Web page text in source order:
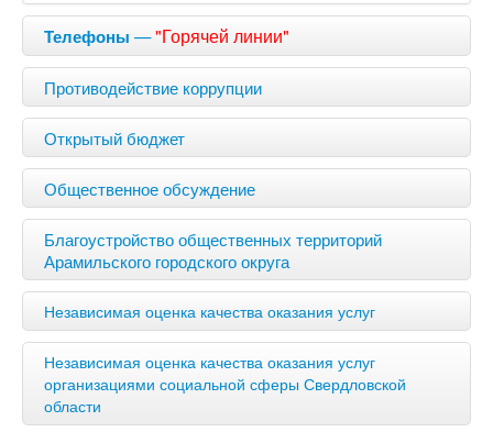
Телефоны —"Горячей линии"
Противодействие коррупции
Открытый бюджет
Общественное обсуждение
Благоустройство общественных территорий
Арамильского городского округа
Независимая оценка качества оказания услуг
Независимая оценка качества оказания услуг
организациями социальной сферы Свердловской
области